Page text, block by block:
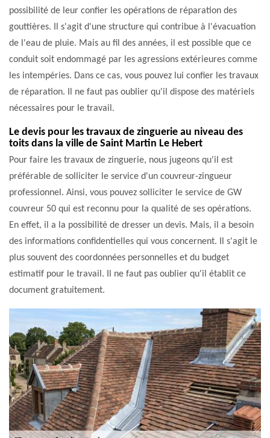
possibilité de leur confier les opérations de réparation des
gouttières. Il s'agit d'une structure qui contribue à l'évacuation
de l'eau de pluie. Mais au fil des années, il est possible que ce
conduit soit endommagé par les agressions extérieures comme
les intempéries. Dans ce cas, vous pouvez lui confier les travaux
de réparation. Il ne faut pas oublier qu'il dispose des matériels
nécessaires pour le travail.
Le devis pour les travaux de zinguerie au niveau des
toits dans la ville de Saint Martin Le Hebert
Pour faire les travaux de zinguerie, nous jugeons qu'il est
préférable de solliciter le service d'un couvreur-zingueur
professionnel. Ainsi, vous pouvez solliciter le service de GW
couvreur 50 qui est reconnu pour la qualité de ses opérations.
En effet, il a la possibilité de dresser un devis. Mais, il a besoin
des informations confidentielles qui vous concernent. Il s'agit le
plus souvent des coordonnées personnelles et du budget
estimatif pour le travail. Il ne faut pas oublier qu'il établit ce
document gratuitement.